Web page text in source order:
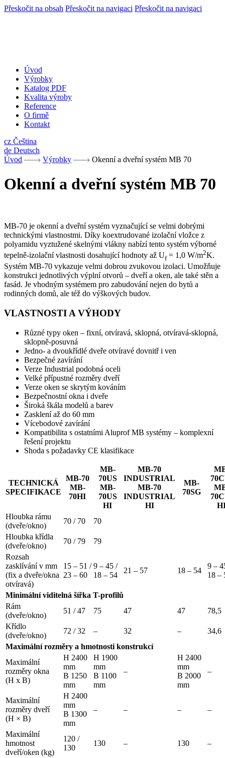
Přeskočit na obsah Přeskočit na navigaci Přeskočit na navigaci
Úvod
Výrobky
Katalog PDF
Kvalita výroby
Reference
O firmě
Kontakt
cz Čeština
de Deutsch
Úvod
Výrobky Okenní a dveřní systém MB 70
Okenní a dveřní systém MB 70
MB-70 je okenní a dveřní systém vyznačující se velmi dobrými
technickými vlastnostmi. Díky koextrudované izolační vložce z
polyamidu vyztužené skelnými vlákny nabízí tento systém výborné
tepelně-izolační vlastnosti dosahující hodnoty až Uf= 1,0 W/m2K.
Systém MB-70 vykazuje velmi dobrou zvukovou izolaci. Umožňuje
konstrukci jednotlivých výplní otvorů – dveří a oken, ale také stěn a
fasád. Je vhodným systémem pro zabudování nejen do bytů a
rodinných domů, ale též do výškových budov.
VLASTNOSTI A VÝHODY
Různé typy oken – fixní, otvíravá, sklopná, otvíravá-sklopná,
sklopně-posuvná
Jedno- a dvoukřídlé dveře otvíravé dovnitř i ven
Bezpečné zavírání
Verze Industrial podobná oceli
Velké přípustné rozměry dveří
Verze oken se skrytým kováním
Bezpečnostní okna i dveře
Široká škála modelů a barev
Zasklení až do 60 mm
Vícebodové zavírání
Kompatibilita s ostatními Aluprof MB systémy – komplexní
řešení projektu
Shoda s požadavky CE klasifikace
TECHNICKÁ
SPECIFIKACE
MB-70
MB-
70HI
MB-
70US
MB-
70US
HI
MB-70
INDUSTRIAL
MB-70
INDUSTRIAL
HI
MB-
70SG
Hloubka rámu
(dveře/okno)
70 / 70
70
Hloubka křídla
(dveře/okno)
70 / 79
79
Rozsah
zasklívání v mm
(fix a dveře/okna
otvíravá)
15 – 51 /
23 – 60
9 – 45 /
18 – 54
21 – 57 18 – 54
9 –
18 –
Minimální viditelná šířka T-profilů
Rám
(dveře/okno)
51 / 47 75 47 47
78,5
Křídlo
(dveře/okno)
72 / 32 – 32 –
34,6
Maximální rozměry a hmotnosti konstrukcí
Maximální
rozměry okna
(H x B)
H 2400
mm
B 1250
mm
H 1900
mm
B 1100
mm
–
H 2400
mm
B 2000
mm
–
Maximální
rozměry dveří
(H × B)
H 2400
mm
B 1300
mm
– – – –
Maximální
hmotnost
dveří/oken (kg)
120 /
130
130 – 130 –